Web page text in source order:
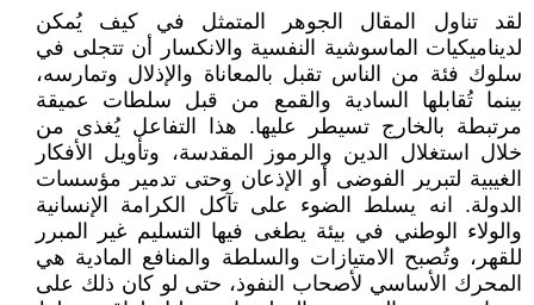
لقد تناول المقال الجوهر المتمثل في كيف يُمكن
لديناميكيات الماسوشية النفسية والانكسار أن تتجلى في
سلوك فئة من الناس تقبل بالمعاناة والإذلال وتمارسه،
بينما تُقابلها السادية والقمع من قبل سلطات عميقة
مرتبطة بالخارج تسيطر عليها. هذا التفاعل يُغذى من
خلال استغلال الدين والرموز المقدسة، وتأويل الأفكار
الغيبية لتبرير الفوضى أو الإذعان وحتى تدمير مؤسسات
الدولة. انه يسلط الضوء على تآكل الكرامة الإنسانية
والولاء الوطني في بيئة يطغى فيها التسليم غير المبرر
للقهر، وتُصبح الامتيازات والسلطة والمنافع المادية هي
المحرك الأساسي لأصحاب النفوذ، حتى لو كان ذلك على